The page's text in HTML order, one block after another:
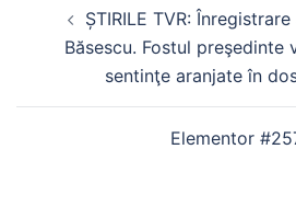
ȘTIRILE TVR:
Băsescu. Fostul preşedinte
sentinţe aranjate în
Elementor